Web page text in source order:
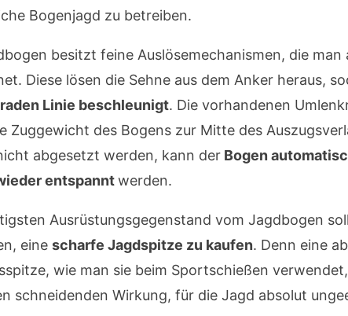
Bogenjagd zu betreiben.
besitzt feine Auslösemechanismen, die man
Diese lösen die Sehne aus dem Anker heraus,
Linie beschleunigt. Die vorhandenen
Zuggewicht des Bogens zur Mitte des
abgesetzt werden, kann der Bogen
entspanntwerden.
Ausrüstungsgegenstand vom Jagdbogen
eine scharfe Jagdspitze zu kaufen. Denn eine
wie man sie beim Sportschießen
schneidenden Wirkung, für die Jagd absolut